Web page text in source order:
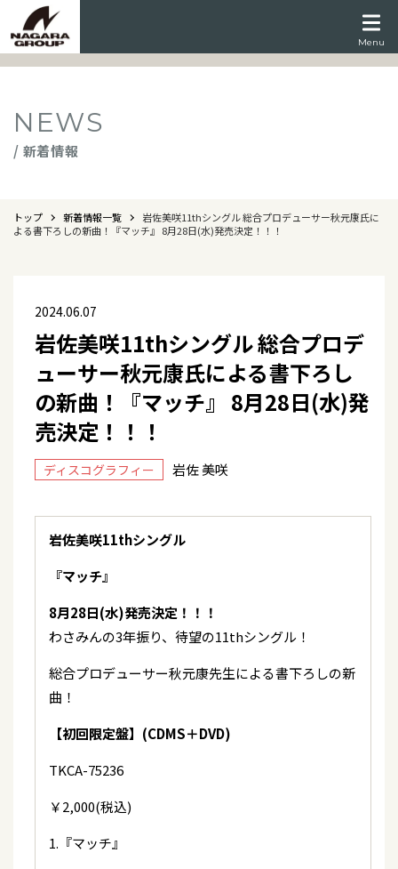
Menu
NEWS
/ 新着情報
トップ 新着情報一覧
岩佐美咲11thシングル 総合プロデューサー秋元康氏に
よる書下ろしの新曲！『マッチ』 8月28日(水)発売決定！！！
2024.06.07
岩佐美咲11thシングル 総合プロデ
ューサー秋元康氏による書下ろし
の新曲！『マッチ』 8月28日(水)発
売決定！！！
ディスコグラフィー 岩佐 美咲
岩佐美咲11thシングル
『マッチ』
8月28日(水)発売決定！！！
わさみんの3年振り、待望の11thシングル！
総合プロデューサー秋元康先生による書下ろしの新
曲！
【初回限定盤】(CDMS＋DVD)
TKCA-75236
￥2,000(税込)
1.『マッチ』